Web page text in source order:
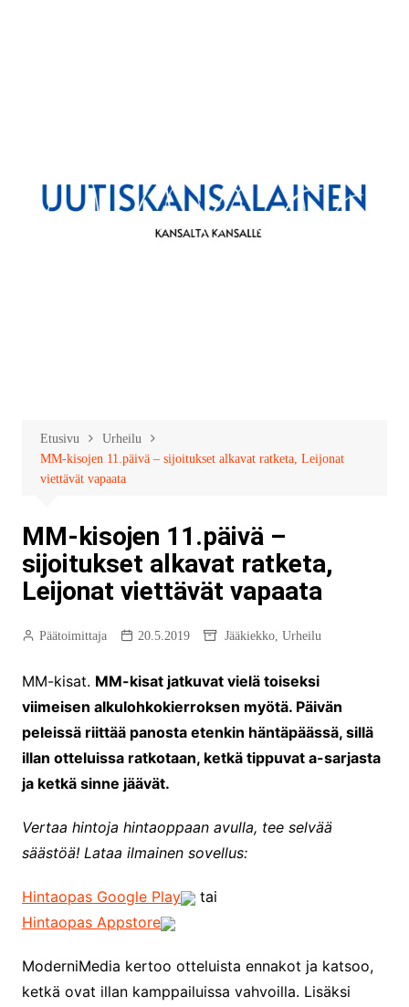
Etusivu
Urheilu
MM-kisojen 11.päivä – sijoitukset alkavat ratketa, Leijonat
viettävät vapaata
MM-kisojen 11.päivä –
sijoitukset alkavat ratketa,
Leijonat viettävät vapaata
Päätoimittaja 20.5.2019 Jääkiekko, Urheilu
MM-kisat. MM-kisat jatkuvat vielä toiseksi
viimeisen alkulohkokierroksen myötä. Päivän
peleissä riittää panosta etenkin häntäpäässä, sillä
illan otteluissa ratkotaan, ketkä tippuvat a-sarjasta
ja ketkä sinne jäävät.
Vertaa hintoja hintaoppaan avulla, tee selvää
säästöä! Lataa ilmainen sovellus:
Hintaopas Google Play
tai
Hintaopas Appstore
ModerniMedia kertoo otteluista ennakot ja katsoo,
ketkä ovat illan kamppailuissa vahvoilla. Lisäksi